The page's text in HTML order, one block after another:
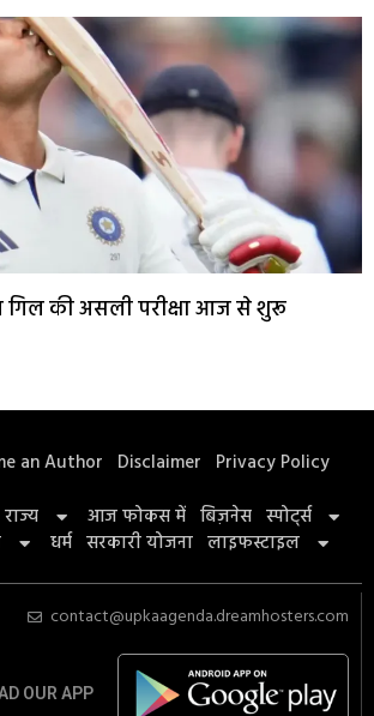
गिल की असली परीक्षा आज से शुरू
an Author Disclaimer Privacy Policy
राज्य आज फोकस में बिज़नेस स्पोर्ट्स
धर्म सरकारी योजना लाइफस्टाइल
contact@upkaagenda.dreamhosters.com
OUR APP